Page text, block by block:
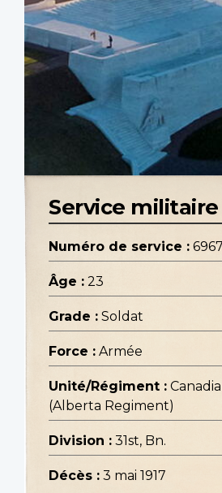
Service militaire
Numéro de service :
Âge : 23
Grade : Soldat
Force : Armée
Unité/Régiment :
(Alberta Regiment)
Division : 31st, Bn.
Décès : 3 mai 1917